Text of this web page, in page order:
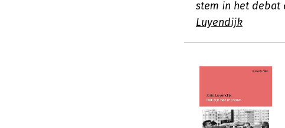
stem in het debat
Luyendijk